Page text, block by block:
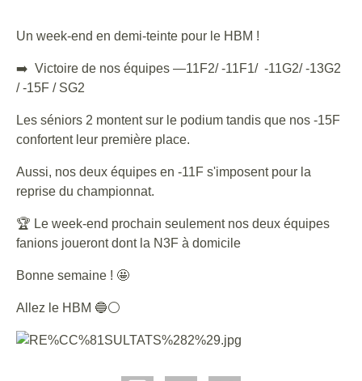
Un week-end en demi-teinte pour le HBM !
➡️ Victoire de nos équipes —11F2/ -11F1/ -11G2/ -13G2
/ -15F / SG2
Les séniors 2 montent sur le podium tandis que nos -15F
confortent leur première place.
Aussi, nos deux équipes en -11F s'imposent pour la
reprise du championnat.
🏆 Le week-end prochain seulement nos deux équipes
fanions joueront dont la N3F à domicile
Bonne semaine ! 🤩
Allez le HBM 🔵⚪️